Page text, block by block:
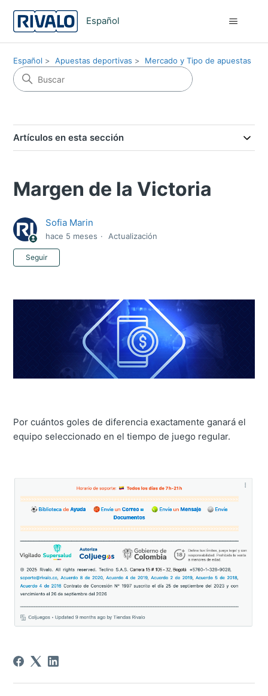
Español
Español Apuestas deportivas Mercado y Tipo de apuestas
Artículos en esta sección
Margen de la Victoria
Sofia Marin
hace 5 meses Actualización
Seguir
Por cuántos goles de diferencia exactamente ganará el
equipo seleccionado en el tiempo de juego regular.